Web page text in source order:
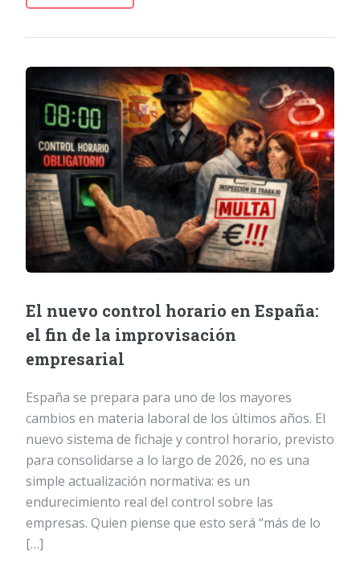
El nuevo control horario en España:
el fin de la improvisación
empresarial
España se prepara para uno de los mayores
cambios en materia laboral de los últimos años. El
nuevo sistema de fichaje y control horario, previsto
para consolidarse a lo largo de 2026, no es una
simple actualización normativa: es un
endurecimiento real del control sobre las
empresas. Quien piense que esto será “más de lo
[…]